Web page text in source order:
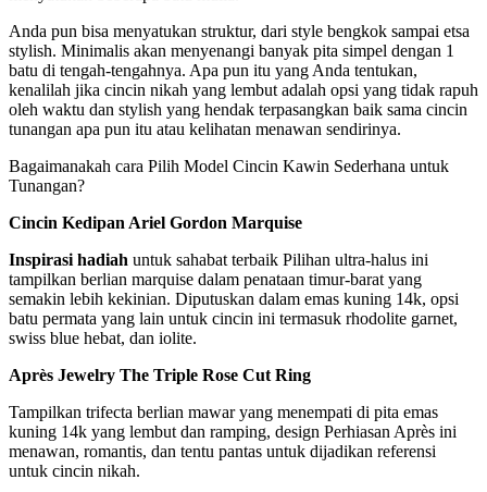
Anda pun bisa menyatukan struktur, dari style bengkok sampai etsa
stylish. Minimalis akan menyenangi banyak pita simpel dengan 1
batu di tengah-tengahnya. Apa pun itu yang Anda tentukan,
kenalilah jika cincin nikah yang lembut adalah opsi yang tidak rapuh
oleh waktu dan stylish yang hendak terpasangkan baik sama cincin
tunangan apa pun itu atau kelihatan menawan sendirinya.
Bagaimanakah cara Pilih Model Cincin Kawin Sederhana untuk
Tunangan?
Cincin Kedipan Ariel Gordon Marquise
Inspirasi hadiah untuk sahabat terbaik Pilihan ultra-halus ini
tampilkan berlian marquise dalam penataan timur-barat yang
semakin lebih kekinian. Diputuskan dalam emas kuning 14k, opsi
batu permata yang lain untuk cincin ini termasuk rhodolite garnet,
swiss blue hebat, dan iolite.
Après Jewelry The Triple Rose Cut Ring
Tampilkan trifecta berlian mawar yang menempati di pita emas
kuning 14k yang lembut dan ramping, design Perhiasan Après ini
menawan, romantis, dan tentu pantas untuk dijadikan referensi
untuk cincin nikah.